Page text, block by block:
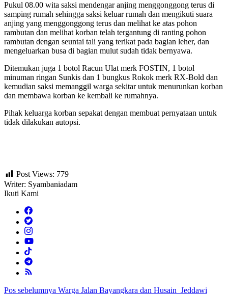
Pukul 08.00 wita saksi mendengar anjing menggonggong terus di
samping rumah sehingga saksi keluar rumah dan mengikuti suara
anjing yang menggonggong terus dan melihat ke atas pohon
rambutan dan melihat korban telah tergantung di ranting pohon
rambutan dengan seuntai tali yang terikat pada bagian leher, dan
mengeluarkan busa di bagian mulut sudah tidak bernyawa.
Ditemukan juga 1 botol Racun Ulat merk FOSTIN, 1 botol
minuman ringan Sunkis dan 1 bungkus Rokok merk RX-Bold dan
kemudian saksi memanggil warga sekitar untuk menurunkan korban
dan membawa korban ke kembali ke rumahnya.
Pihak keluarga korban sepakat dengan membuat pernyataan untuk
tidak dilakukan autopsi.
Post Views: 779
Writer: Syambaniadam
Ikuti Kami
Pos sebelumnya Warga Jalan Bayangkara dan Husain Jeddawi